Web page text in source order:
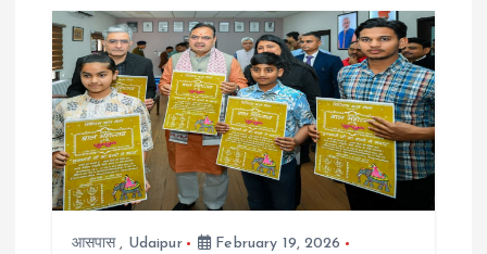
आसपास, Udaipur
February 19, 2026